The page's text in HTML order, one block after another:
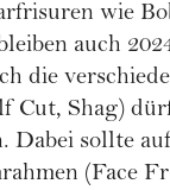
wie
auch
die
Cut, Shag)
Dabei sollte
(Face